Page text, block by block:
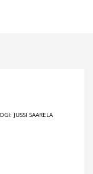
JUSSI SAARELA